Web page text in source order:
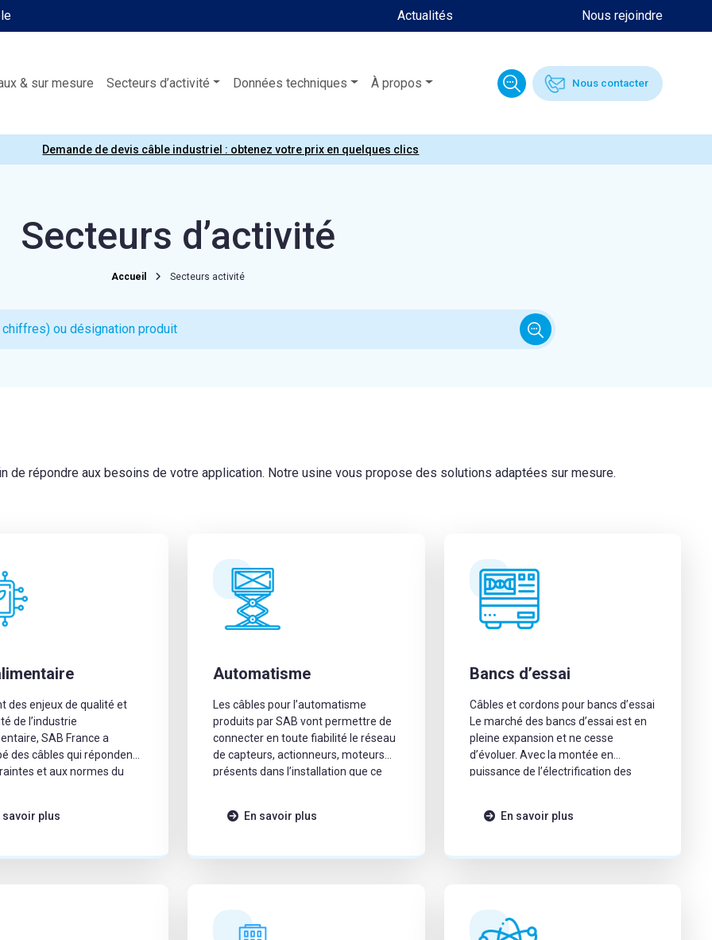
Nous rejoindre
Actualités
& sur mesure Secteurs d’activité Données techniques À propos Nous contacter
Demande de devis câble industriel : obtenez votre prix en quelques clics
Secteurs d’activité
Accueil Secteurs activité
de répondre aux besoins de votre application. Notre usine vous propose des solutions adaptées sur mesure.
des enjeux de qualité et
de l’industrie
SAB France a
des câbles qui répondent
et aux normes du
savoir plus
Automatisme
Les câbles pour l’automatisme
produits par SAB vont permettre de
connecter en toute fiabilité le réseau
de capteurs, actionneurs, moteurs
présents dans l’installation que ce
En savoir plus
Bancs d’essai
Câbles et cordons pour bancs d’essai
Le marché des bancs d’essai est en
pleine expansion et ne cesse
d’évoluer. Avec la montée en
puissance de l’électrification des
les innovations : batteries, moteurs
électriques. Ils sont au cœur de la
En savoir plus